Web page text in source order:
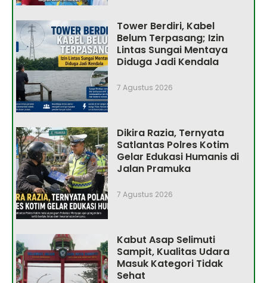
Tower Berdiri, Kabel
Belum Terpasang; Izin
Lintas Sungai Mentaya
Diduga Jadi Kendala
7 Agustus 2026
Dikira Razia, Ternyata
Satlantas Polres Kotim
Gelar Edukasi Humanis di
Jalan Pramuka
7 Agustus 2026
Kabut Asap Selimuti
Sampit, Kualitas Udara
Masuk Kategori Tidak
Sehat